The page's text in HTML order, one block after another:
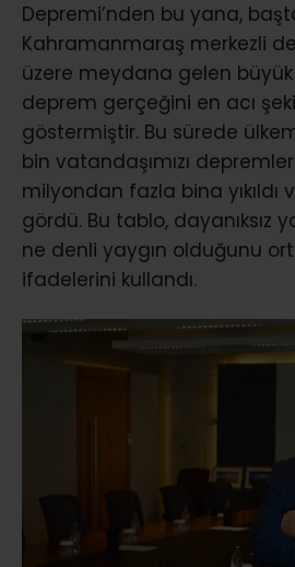
Depremi’nden bu yana,
Kahramanmaraş merkezli
üzere meydana gelen
deprem gerçeğini en acı
göstermiştir. Bu sürede
bin vatandaşımızı
milyondan fazla bina yıkıldı
gördü. Bu tablo, dayanıksız
ne denli yaygın olduğunu
ifadelerini kullandı.